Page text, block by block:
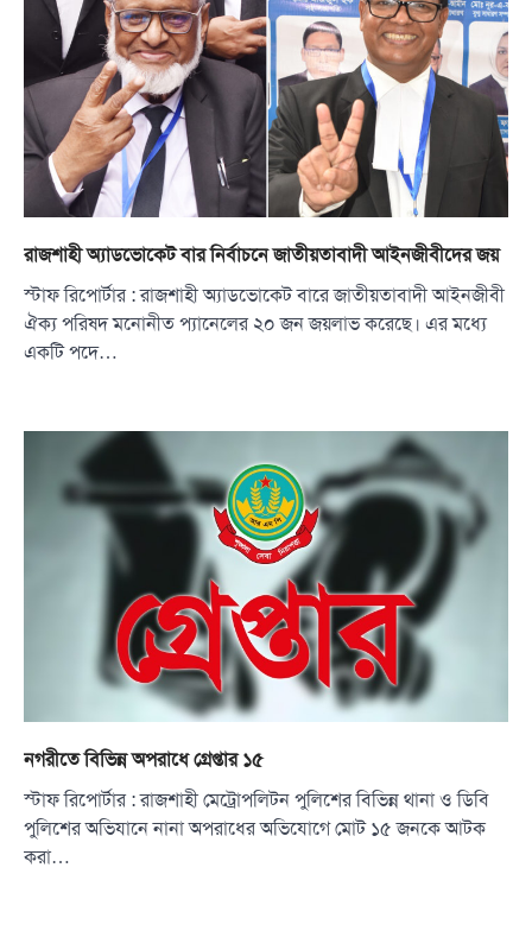
রাজশাহী অ্যাডভোকেট বার নির্বাচনে জাতীয়তাবাদী আইনজীবীদের জয়
স্টাফ রিপোর্টার : রাজশাহী অ্যাডভোকেট বারে জাতীয়তাবাদী আইনজীবী
ঐক্য পরিষদ মনোনীত প্যানেলের ২০ জন জয়লাভ করেছে। এর মধ্যে
একটি পদে…
নগরীতে বিভিন্ন অপরাধে গ্রেপ্তার ১৫
স্টাফ রিপোর্টার : রাজশাহী মেট্রোপলিটন পুলিশের বিভিন্ন থানা ও ডিবি
পুলিশের অভিযানে নানা অপরাধের অভিযোগে মোট ১৫ জনকে আটক
করা…